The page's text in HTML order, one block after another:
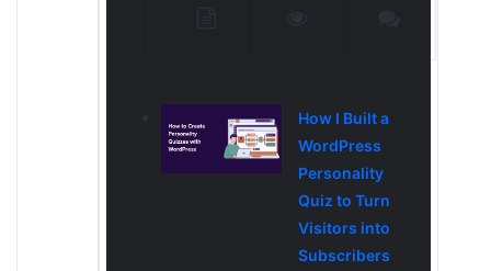
How I Built a
WordPress
Personality
Quiz to Turn
Visitors into
Subscribers